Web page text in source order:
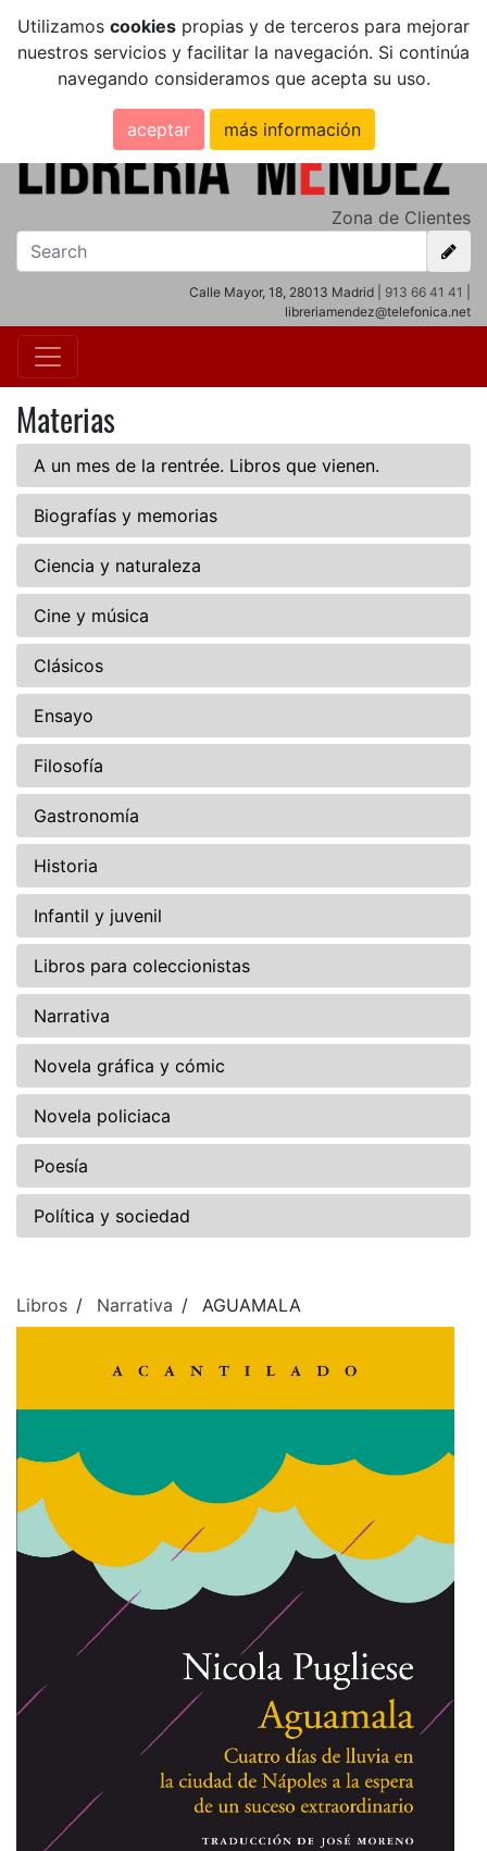
Utilizamos cookies propias y de terceros para mejorar
nuestros servicios y facilitar la navegación. Si continúa
navegando consideramos que acepta su uso.
aceptar más información
Zona de Clientes
Calle Mayor, 18, 28013 Madrid | 913 66 41 41
libreriamendez@telefonica.net
Materias
A un mes de la rentrée. Libros que vienen.
Biografías y memorias
Ciencia y naturaleza
Cine y música
Clásicos
Ensayo
Filosofía
Gastronomía
Historia
Infantil y juvenil
Libros para coleccionistas
Narrativa
Novela gráfica y cómic
Novela policiaca
Poesía
Política y sociedad
Libros Narrativa AGUAMALA